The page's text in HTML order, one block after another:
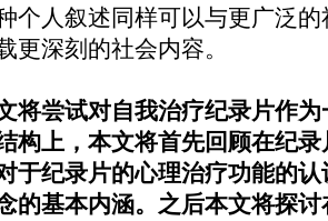
个人叙述同样可以与更广泛
更深刻的社会内容。
将尝试对自我治疗纪录片作
构上，本文将首先回顾在纪
于纪录片的心理治疗功能的
的基本内涵。之后本文将探